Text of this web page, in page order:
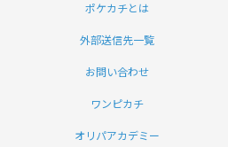
ポケカチとは
外部送信先一覧
お問い合わせ
ワンピカチ
オリパアカデミー